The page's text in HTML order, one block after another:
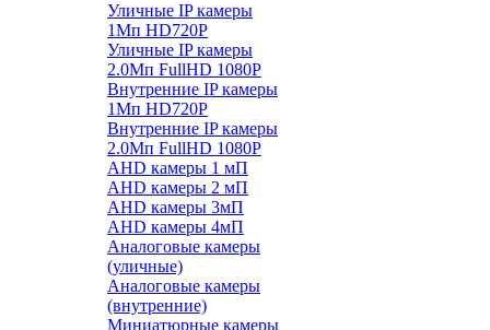
Уличные IP камеры
1Мп HD720P
Уличные IP камеры
2.0Мп FullHD 1080P
Внутренние IP камеры
1Мп HD720P
Внутренние IP камеры
2.0Мп FullHD 1080P
AHD камеры 1 мП
AHD камеры 2 мП
AHD камеры 3мП
AHD камеры 4мП
Аналоговые камеры
(уличные)
Аналоговые камеры
(внутренние)
Миниатюрные камеры